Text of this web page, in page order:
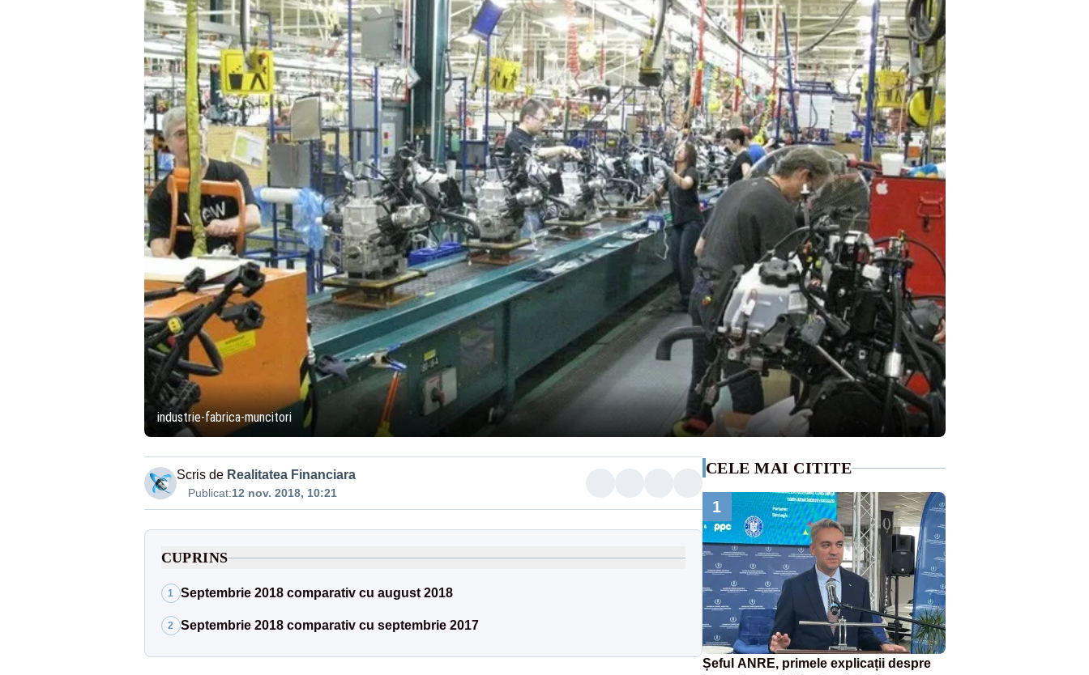
industrie-fabrica-muncitori
Scris de Realitatea Financiara
Publicat:12 nov. 2018, 10:21
CUPRINS
1 Septembrie 2018 comparativ cu august 2018
2 Septembrie 2018 comparativ cu septembrie 2017
CELE MAI CITITE
1
Șeful ANRE, primele explicații despre